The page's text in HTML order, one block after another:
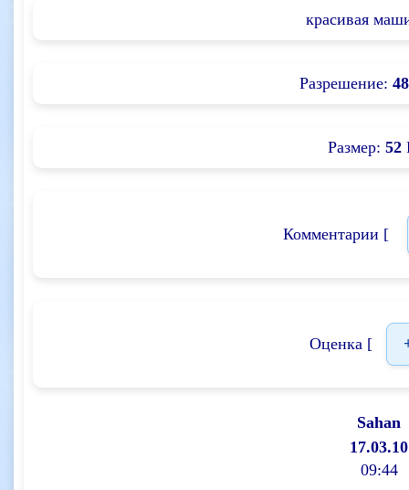
красивая
Разрешение:
Размер: 52
Комментарии [
Оценка [
Sahan
17.03.10
09:44